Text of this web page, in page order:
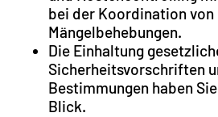
bei der Koordination von
Mängelbehebungen.
Die Einhaltung
Sicherheitsvorschriften
Bestimmungen haben
Blick.